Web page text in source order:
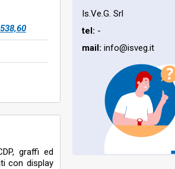
538,60
graffi ed
con display
Is.Ve.G. Srl
tel: -
mail: info@isveg.it